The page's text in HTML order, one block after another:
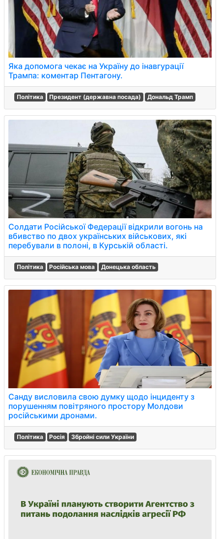
Яка допомога чекає на Україну до інавгурації
Трампа: коментар Пентагону.
Політика Президент (державна посада) Дональд Трамп
Солдати Російської Федерації відкрили вогонь на
вбивство по двох українських військових, які
перебували в полоні, в Курській області.
Політика Російська мова Донецька область
Санду висловила свою думку щодо інциденту з
порушенням повітряного простору Молдови
російськими дронами.
Політика Росія Збройні сили України